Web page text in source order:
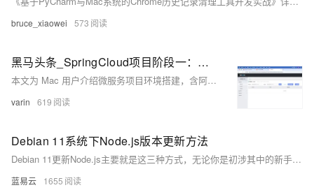
bruce_xiaowei 573
黑马头条_SpringCloud项目阶段一：环境搭建（Mac版本）
本文为 Mac 用户介绍微服务项目环境搭建，含阿里云服务器用 Docker 装 Nacos 1.2.0，本地通过 brew 装 OpenJDK 8、Maven 3.6.1、Redis，Docker 部署 MySQL 5.7 并配字符集，及 Nginx 安装与反向代理设置，附命令与配置步骤。
varin 619
Debian 11系统下Node.js版本更新方法
Debian 11更新Node.js主要就是这三种方式，无论你是初涉其中的新手还是找寻挑战的专家，总有一种方式能满足你的需求。现在，你已经是这个
蓝易云 1655